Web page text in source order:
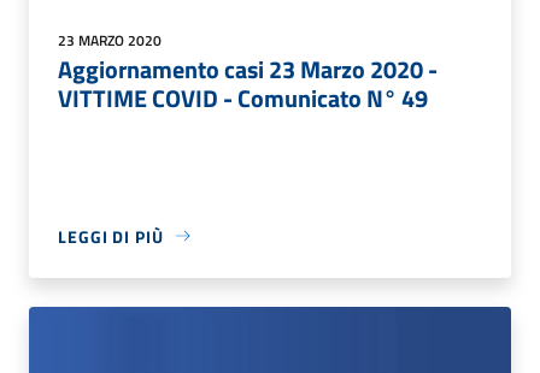
23 MARZO 2020
Aggiornamento casi 23 Marzo 2020 -
VITTIME COVID - Comunicato N° 49
LEGGI DI PIÙ